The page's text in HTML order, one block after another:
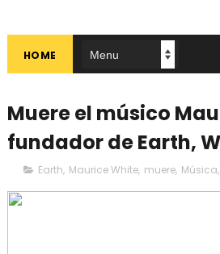
HOME
Muere el músico
fundador de Earth,
Earth, Maurice White, muere, Música,